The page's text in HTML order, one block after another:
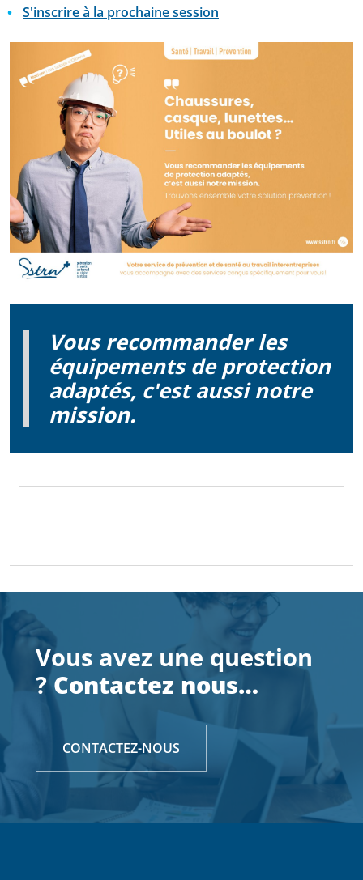
S'inscrire à la prochaine session
Vous recommander les
équipements de protection
adaptés, c'est aussi notre
mission.
Vous avez une question
?Contactez nous…
CONTACTEZ-NOUS